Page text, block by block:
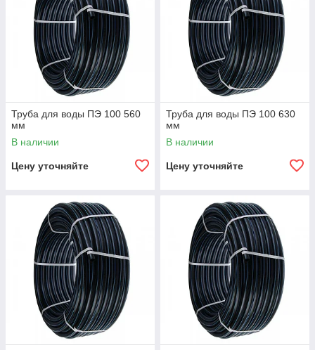
Труба для воды ПЭ 100 560
мм
В наличии
Цену уточняйте
Труба для воды ПЭ 100 630
мм
В наличии
Цену уточняйте